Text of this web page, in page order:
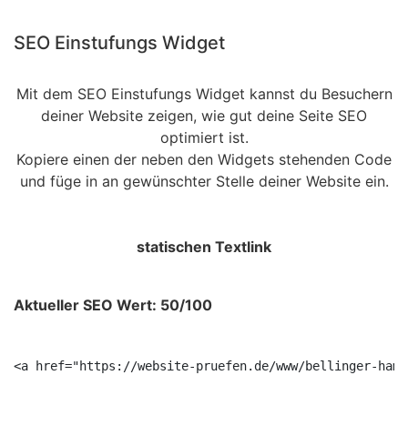
SEO Einstufungs Widget
Mit dem SEO Einstufungs Widget kannst du Besuchern
deiner Website zeigen, wie gut deine Seite SEO
optimiert ist.
Kopiere einen der neben den Widgets stehenden Code
und füge in an gewünschter Stelle deiner Website ein.
statischen Textlink
Aktueller SEO Wert: 50/100
<a href="https://website-pruefen.de/www/bellinger-